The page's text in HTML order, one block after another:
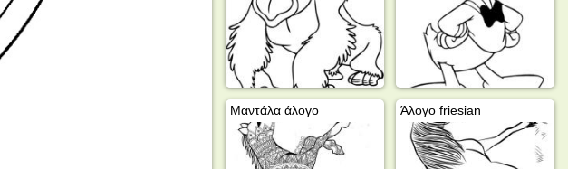
Μαντάλα άλογο Άλογο friesian